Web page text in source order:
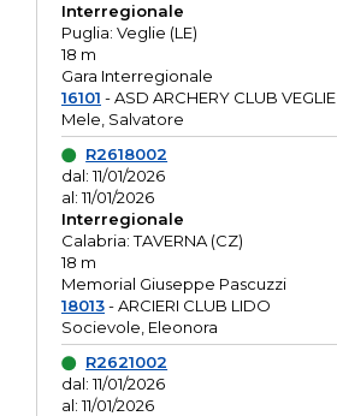
Interregionale
Puglia: Veglie (LE)
18 m
Gara Interregionale
16101 - ASD ARCHERY CLUB VEGLIE
Mele, Salvatore
R2618002
dal: 11/01/2026
al: 11/01/2026
Interregionale
Calabria: TAVERNA (CZ)
18 m
Memorial Giuseppe Pascuzzi
18013- ARCIERI CLUB LIDO
Socievole, Eleonora
R2621002
dal: 11/01/2026
al: 11/01/2026